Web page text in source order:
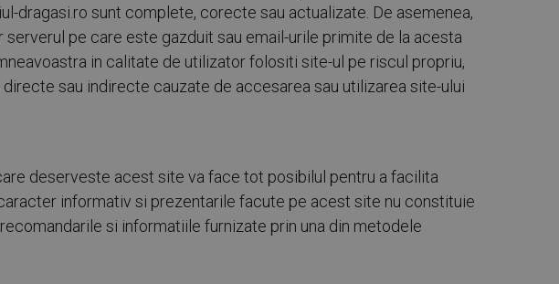
dragasi.ro sunt complete, corecte sau actualizate. De asemenea,
pe care este gazduit sau email-urile primite de la acesta
in calitate de utilizator folositi site-ul pe riscul propriu,
sau indirecte cauzate de accesarea sau utilizarea site-ului
deserveste acest site va face tot posibilul pentru a facilita
informativ si prezentarile facute pe acest site nu constituie
si informatiile furnizate prin una din metodele